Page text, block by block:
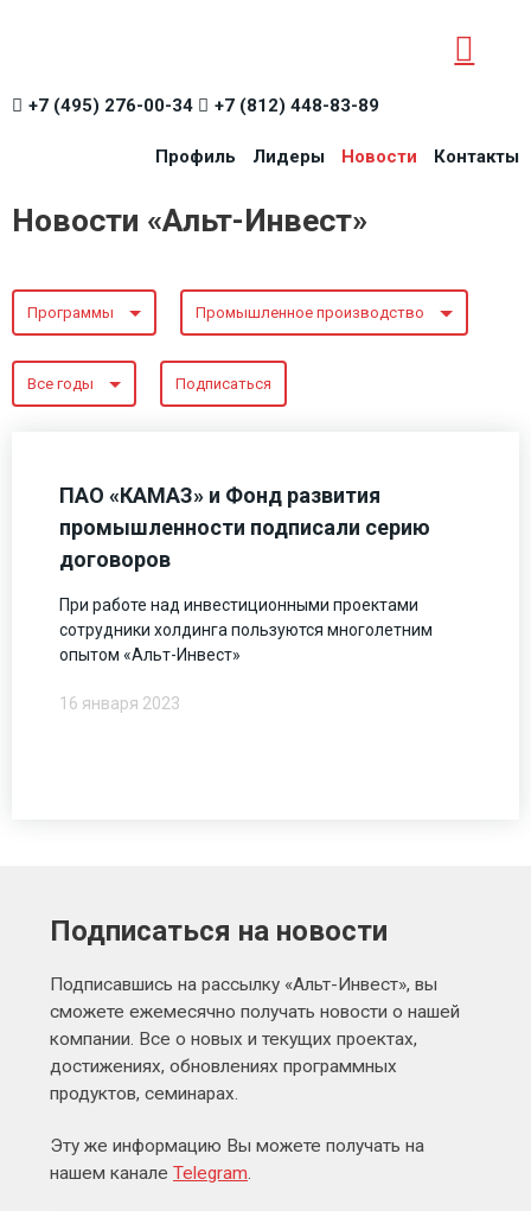
+7 (495) 276-00-34 +7 (812) 448-83-89
Профиль Лидеры Новости Контакты
Новости «Альт-Инвест»
Программы Промышленное производство
Все годы Подписаться
ПАО «КАМАЗ» и Фонд развития
промышленности подписали серию
договоров
При работе над инвестиционными проектами
сотрудники холдинга пользуются многолетним
опытом «Альт-Инвест»
16 января 2023
Подписаться на новости
Подписавшись на рассылку «Альт-Инвест», вы
сможете ежемесячно получать новости о нашей
компании. Все о новых и текущих проектах,
достижениях, обновлениях программных
продуктов, семинарах.
Эту же информацию Вы можете получать на
нашем канале Telegram